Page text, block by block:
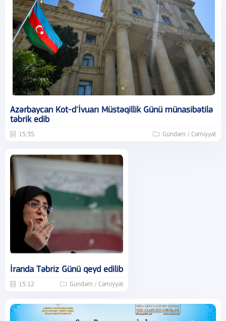
Azərbaycan Kot-d'İvuarı Müstəqillik Günü münasibətilə
təbrik edib
15:35 Gündəm / Cəmiyyət
İranda Təbriz Günü qeyd edilib
15:12 Gündəm / Cəmiyyət